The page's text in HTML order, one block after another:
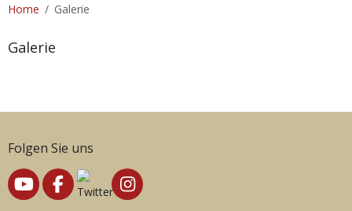
Home Galerie
Galerie
Folgen Sie uns